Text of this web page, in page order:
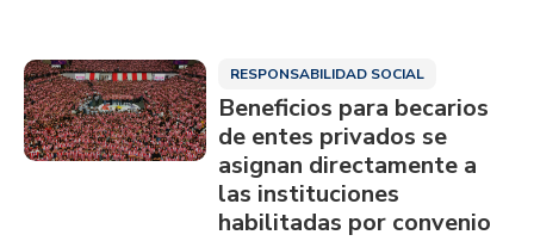
RESPONSABILIDAD SOCIAL
Beneficios para becarios
de entes privados se
asignan directamente a
las instituciones
habilitadas por convenio